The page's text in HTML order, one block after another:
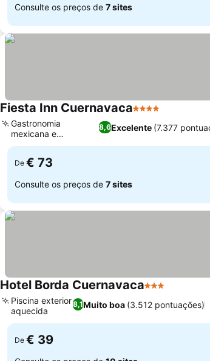
Consulte os preços de 7 sites
Fiesta Inn Cuernavaca4 Estrelas
8,6Excelente (7.377
Gastronomia
mexicana e
internacional
De € 73
Consulte os preços de 7 sites
Hotel Borda Cuernavaca3 Estrelas
8,1Muito boa (3.512 pontuações)
Piscina exterior
aquecida
De € 39